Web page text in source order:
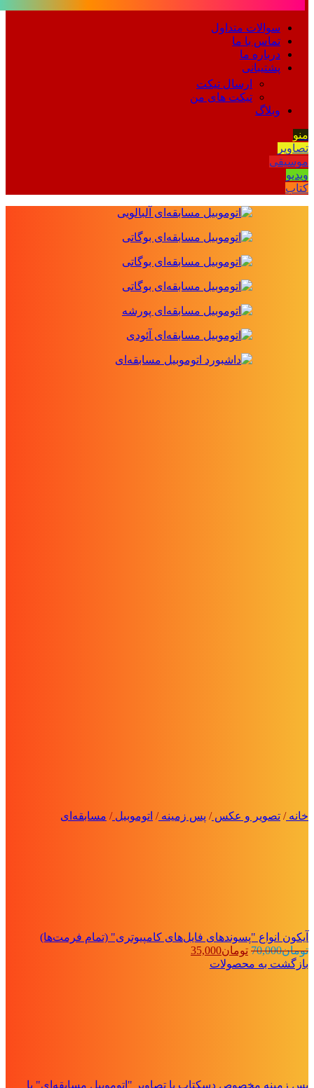
سوالات متداول
تماس با ما
درباره ما
پشتیبانی
ارسال تیکت
تیکت های من
وبلاگ
منو
تصاویر
موسیقی
ویدیو
کتاب
خانه/ تصویر و عکس/ پس زمینه/ اتوموبیل/ مسابقه‌ای
آیکون انواع "پسوندهای فایل‌های کامپیوتری" (تمام فرمت‌ها)
تومان70,000 قیمت
اصلی:
تومان35,000
بازگشت به محصولات
پس زمینه مخصوص دسکتاپ با تصاویر "اتوموبیل مسابقه‌ای" با